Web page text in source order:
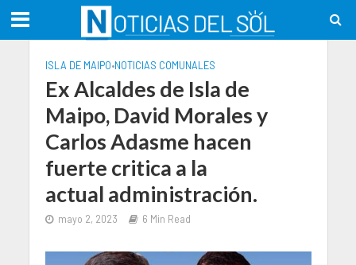
ISLA DE MAIPO•NOTICIAS COMUNALES
Ex Alcaldes de Isla de
Maipo, David Morales y
Carlos Adasme hacen
fuerte critica a la
actual administración.
mayo 2, 2023 6 Min Read